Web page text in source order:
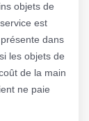
objets de
est
dans
les objets de
de la main
ne paie